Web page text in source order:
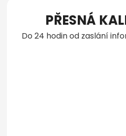
PŘESNÁ
Do 24 hodin od zaslání